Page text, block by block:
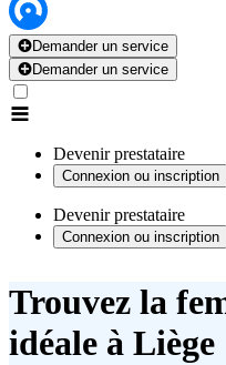
Demander un service
Demander un service
Devenir prestataire
Connexion ou inscription
Devenir prestataire
Connexion ou inscription
Trouvez la
idéale à Liège